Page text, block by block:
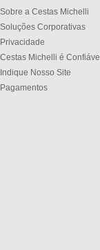
Sobre a Cestas Michelli
Soluções Corporativas
Privacidade
Cestas Michelli é Confiável
Indique Nosso Site
Pagamentos